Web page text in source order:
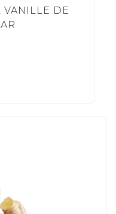
VANILLE DE